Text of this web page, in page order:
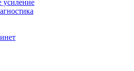
усиление